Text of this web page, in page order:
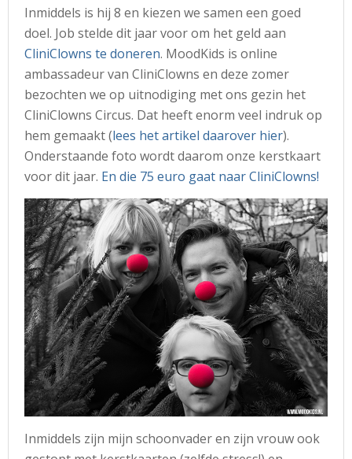
Inmiddels is hij 8 en kiezen we samen een goed
doel. Job stelde dit jaar voor om het geld aan
CliniClowns te doneren. MoodKids is online
ambassadeur van CliniClowns en deze zomer
bezochten we op uitnodiging met ons gezin het
CliniClowns Circus. Dat heeft enorm veel indruk op
hem gemaakt (lees het artikel daarover hier).
Onderstaande foto wordt daarom onze kerstkaart
voor dit jaar. En die 75 euro gaat naar CliniClowns!
Inmiddels zijn mijn schoonvader en zijn vrouw ook